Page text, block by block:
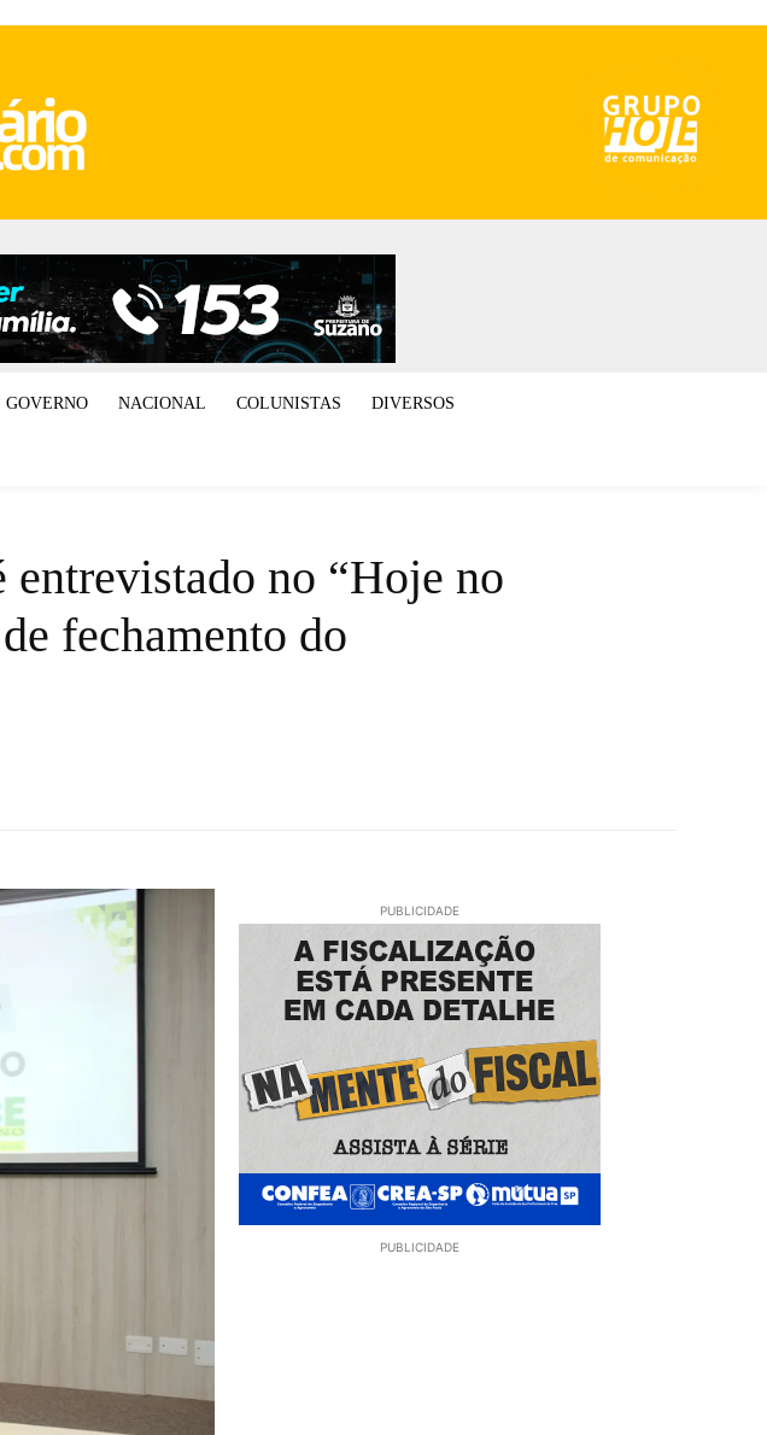
NACIONAL COLUNISTAS DIVERSOS
entrevistado no “Hoje no
fechamento do
PUBLICIDADE
PUBLICIDADE